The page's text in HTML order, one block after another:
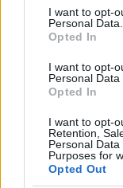
consent section.
I want to opt-
Personal Data.
Opted In
I want to opt-
Personal Data
Opted In
I want to opt-
Retention,
Personal
Purposes for
Opted Out
Sigue leyendo
NEWS